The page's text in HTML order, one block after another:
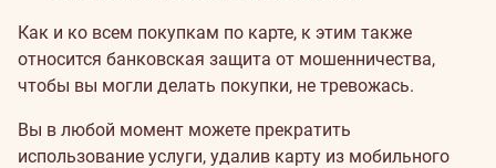
Как и ко всем покупкам по карте, к этим также
относится банковская защита от мошенничества,
чтобы вы могли делать покупки, не тревожась.
Вы в любой момент можете прекратить
использование услуги, удалив карту из мобильного